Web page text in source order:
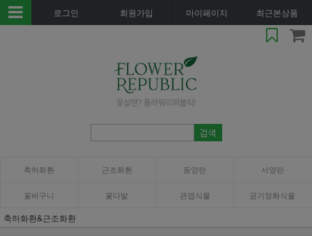
로그인 회원가입 마이페이지 최근본상품
축하화환 근조화환 동양란 서양란
꽃바구니 꽃다발 관엽식물 공기정화식물
축하화환&근조화환